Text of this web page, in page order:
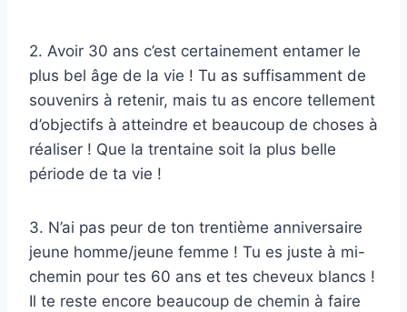
2. Avoir 30 ans c’est certainement entamer le
plus bel âge de la vie ! Tu as suffisamment de
souvenirs à retenir, mais tu as encore tellement
d’objectifs à atteindre et beaucoup de choses à
réaliser ! Que la trentaine soit la plus belle
période de ta vie !
3. N’ai pas peur de ton trentième anniversaire
jeune homme/jeune femme ! Tu es juste à mi-
chemin pour tes 60 ans et tes cheveux blancs !
Il te reste encore beaucoup de chemin à faire